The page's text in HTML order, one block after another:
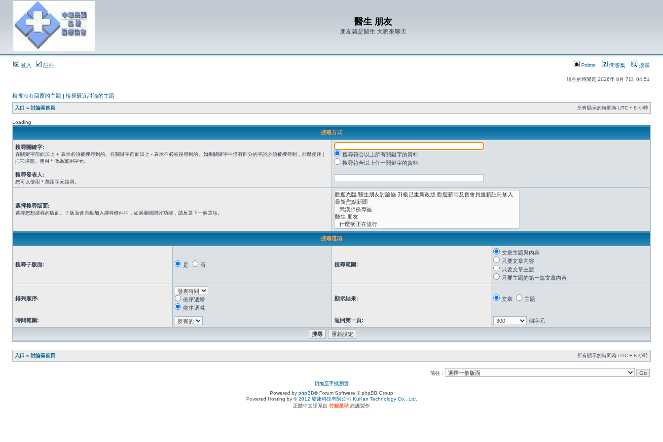
醫生 朋友
朋友就是醫生 大家來聊天
登入 註冊 Points 問答集 搜尋
現在的時間是 2026年 8月 7日, 04:51
檢視沒有回覆的主題 | 檢視最近討論的主題
入口 » 討論區首頁 所有顯示的時間為 UTC + 8 小時
Loading
搜尋方式
搜尋關鍵字:
在關鍵字前面加上 + 表示必須被搜尋到的。在關鍵字前面加上 - 表示不必被搜尋到的。如果關鍵字中僅有部分的字詞必須被搜尋到，那麼使用 |
把它隔開。使用 * 做為萬用字元。
搜尋符合以上所有關鍵字的資料
搜尋符合以上任一關鍵字的資料
搜尋發表人:
您可以使用 * 萬用字元搜尋。
選擇搜尋版面:
選擇您想搜尋的版面。子版面會自動加入搜尋條件中，如果要關閉此功能，請反選下一個選項。
搜尋選項
搜尋子版面: 是 否 搜尋範圍:
文章主題與內容
只要文章內容
只要文章主題
只要主題的第一篇文章內容
排列順序:
依序遞增
依序遞減
顯示結果: 文章 主題
時間範圍: 返回第一頁: 個字元
入口 » 討論區首頁 所有顯示的時間為 UTC + 8 小時
前往 :
切換至手機瀏覽
Powered by phpBB® Forum Software © phpBB Group
Powered Hosting by © 2012 酷康科技有限公司 KuKan Technology Co., Ltd.
正體中文語系由 竹貓星球 維護製作